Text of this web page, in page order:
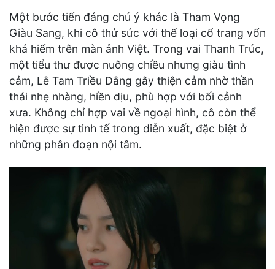
Một bước tiến đáng chú ý khác là Tham Vọng
Giàu Sang, khi cô thử sức với thể loại cổ trang vốn
khá hiếm trên màn ảnh Việt. Trong vai Thanh Trúc,
một tiểu thư được nuông chiều nhưng giàu tình
cảm, Lê Tam Triều Dâng gây thiện cảm nhờ thần
thái nhẹ nhàng, hiền dịu, phù hợp với bối cảnh
xưa. Không chỉ hợp vai về ngoại hình, cô còn thể
hiện được sự tinh tế trong diễn xuất, đặc biệt ở
những phân đoạn nội tâm.